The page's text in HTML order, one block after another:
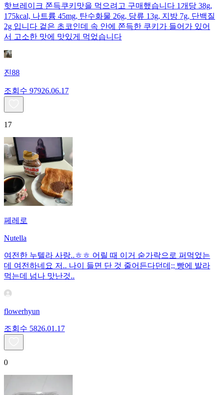
핫브레이크 쫀득쿠키맛을 먹으려고 구매했습니다 1개당 38g,
175kcal, 나트륨 45mg, 탄수화물 26g, 당류 13g, 지방 7g, 단백질
2g 입니다 겉은 초코인데 속 안에 쫀득한 쿠키가 들어가 있어
서 고소한 맛에 맛있게 먹었습니다
진88
조회수 97926.06.17
17
페레로
Nutella
여전한 누텔라 사랑..ㅎㅎ 어릴 때 이거 숟가락으로 퍼먹었는
데 여전하네요 저.. 나이 들면 단 것 줄어든다던데;; 빵에 발라
먹는데 넘나 맛난것..
flowerhyun
조회수 5826.01.17
0